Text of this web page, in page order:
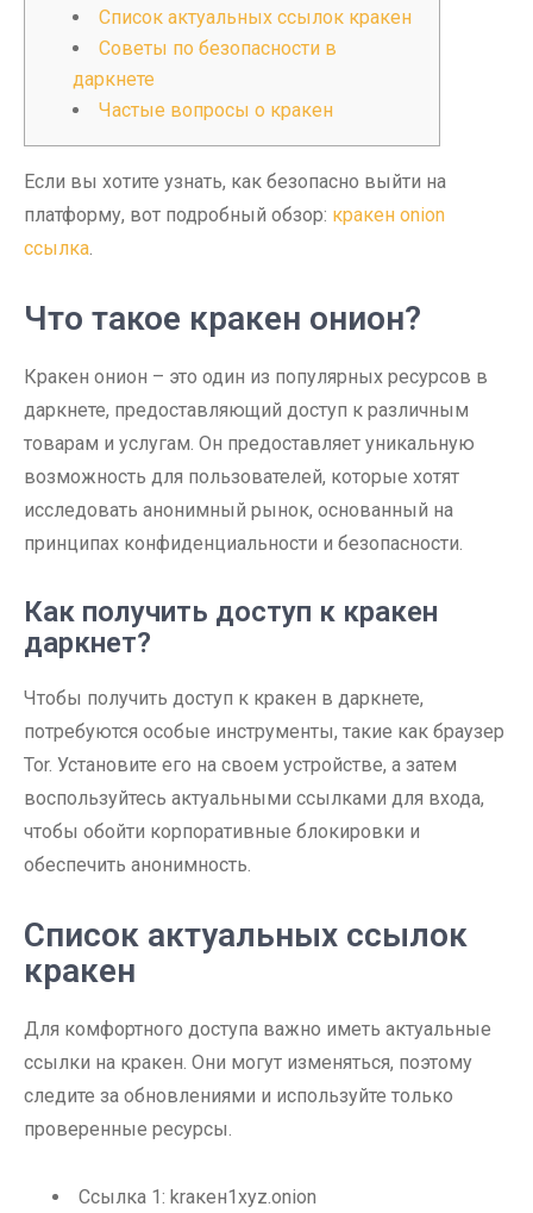
Список актуальных ссылок кракен
Советы по безопасности в
даркнете
Частые вопросы о кракен
Если вы хотите узнать, как безопасно выйти на
платформу, вот подробный обзор: кракен onion
ссылка.
Что такое кракен онион?
Кракен онион – это один из популярных ресурсов в
даркнете, предоставляющий доступ к различным
товарам и услугам. Он предоставляет уникальную
возможность для пользователей, которые хотят
исследовать анонимный рынок, основанный на
принципах конфиденциальности и безопасности.
Как получить доступ к кракен
даркнет?
Чтобы получить доступ к кракен в даркнете,
потребуются особые инструменты, такие как браузер
Tor. Установите его на своем устройстве, а затем
воспользуйтесь актуальными ссылками для входа,
чтобы обойти корпоративные блокировки и
обеспечить анонимность.
Список актуальных ссылок
кракен
Для комфортного доступа важно иметь актуальные
ссылки на кракен. Они могут изменяться, поэтому
следите за обновлениями и используйте только
проверенные ресурсы.
Ссылка 1: kraкен1xyz.onion